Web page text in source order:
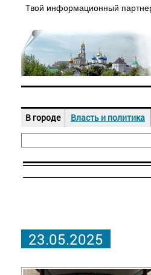
Твой информационный
В городе Власть и политика
23.05.2025